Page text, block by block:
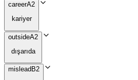
careerA2
kariyer
outsideA2
dışarıda
mislead B2